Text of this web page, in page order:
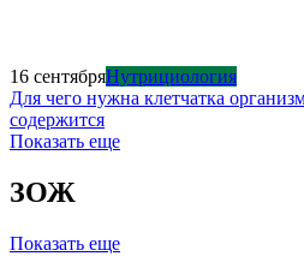
16 сентябряНутрициология
Для чего нужна клетчатка
содержится
Показать еще
ЗОЖ
Показать еще